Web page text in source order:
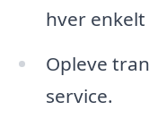
hver
Opleve
service.